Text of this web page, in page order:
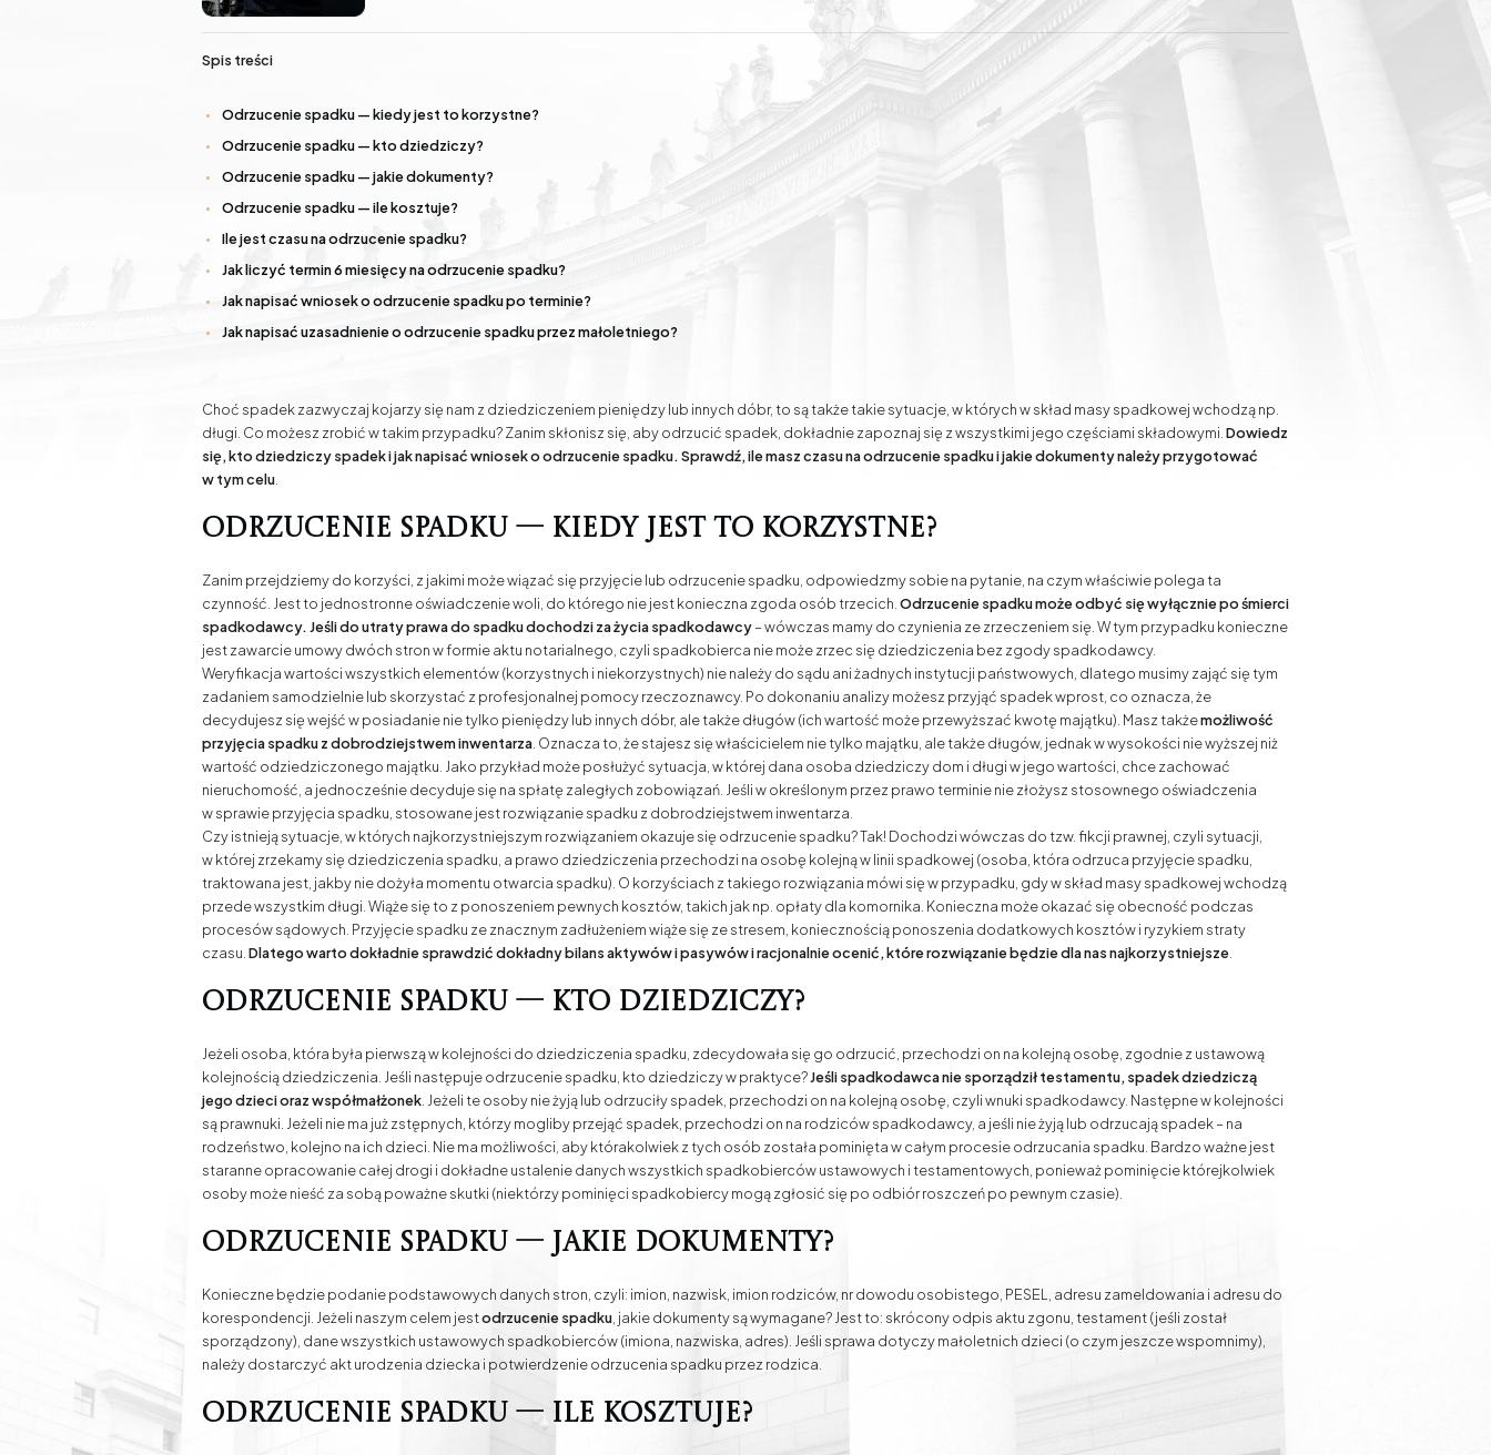
Doradztwo inwestycyjne Gdańsk - grunty, działki,
Pomoc prawna online Podział majątku Rozwody Sprawy spadkowe
Sprawy
procesach zbudował duże doświadczenie i umiejętności w zakresie ochrony interesów swoich klientów. Od lat zajmuje się również
obsługą klientów indywidualnych w zakresie prawa rodzinnego.
Spis treści
Odrzucenie spadku — kiedy jest to korzystne?
Odrzucenie spadku — kto dziedziczy?
Odrzucenie spadku — jakie dokumenty?
Odrzucenie spadku — ile kosztuje?
Ile jest czasu na odrzucenie spadku?
Jak liczyć termin 6 miesięcy na odrzucenie spadku?
Jak napisać wniosek o odrzucenie spadku po terminie?
Jak napisać uzasadnienie o odrzucenie spadku przez małoletniego?
Choć spadek zazwyczaj kojarzy się nam z dziedziczeniem pieniędzy lub innych dóbr, to są także takie sytuacje, w których w skład masy spadkowej wchodzą np.
długi. Co możesz zrobić w takim przypadku? Zanim skłonisz się, aby odrzucić spadek, dokładnie zapoznaj się z wszystkimi jego częściami składowymi. Dowiedz
się, kto dziedziczy spadek i jak napisać wniosek o odrzucenie spadku. Sprawdź, ile masz czasu na odrzucenie spadku i jakie dokumenty należy przygotować
w tym celu
Odrzucenie spadku — kiedy jest to korzystne?
Zanim przejdziemy do korzyści, z jakimi może wiązać się przyjęcie lub odrzucenie spadku, odpowiedzmy sobie na pytanie, na czym właściwie polega ta
czynność. Jest to jednostronne oświadczenie woli, do którego nie jest konieczna zgoda osób trzecich. Odrzucenie spadku może odbyć się wyłącznie po śmierci
spadkodawcy. Jeśli do utraty prawa do spadku dochodzi za życia spadkodawcy– wówczas mamy do czynienia ze zrzeczeniem się. W tym przypadku konieczne
jest zawarcie umowy dwóch stron w formie aktu notarialnego, czyli spadkobierca nie może zrzec się dziedziczenia bez zgody spadkodawcy.
Weryfikacja wartości wszystkich elementów (korzystnych i niekorzystnych) nie należy do sądu ani żadnych instytucji państwowych, dlatego musimy zająć się tym
zadaniem samodzielnie lub skorzystać z profesjonalnej pomocy rzeczoznawcy. Po dokonaniu analizy możesz przyjąć spadek wprost, co oznacza, że
decydujesz się wejść w posiadanie nie tylko pieniędzy lub innych dóbr, ale także długów (ich wartość może przewyższać kwotę majątku). Masz takżemożliwość
przyjęcia spadku z dobrodziejstwem inwentarza . Oznacza to, że stajesz się właścicielem nie tylko majątku, ale także długów, jednak w wysokości nie wyższej niż
wartość odziedziczonego majątku. Jako przykład może posłużyć sytuacja, w której dana osoba dziedziczy dom i długi w jego wartości, chce zachować
nieruchomość, a jednocześnie decyduje się na spłatę zaległych zobowiązań. Jeśli w określonym przez prawo terminie nie złożysz stosownego oświadczenia
w sprawie przyjęcia spadku, stosowane jest rozwiązanie spadku z dobrodziejstwem inwentarza.
Czy istnieją sytuacje, w których najkorzystniejszym rozwiązaniem okazuje się odrzucenie spadku? Tak! Dochodzi wówczas do tzw. fikcji prawnej, czyli sytuacji,
w której zrzekamy się dziedziczenia spadku, a prawo dziedziczenia przechodzi na osobę kolejną w linii spadkowej (osoba, która odrzuca przyjęcie spadku,
traktowana jest, jakby nie dożyła momentu otwarcia spadku). O korzyściach z takiego rozwiązania mówi się w przypadku, gdy w skład masy spadkowej wchodzą
przede wszystkim długi. Wiąże się to z ponoszeniem pewnych kosztów, takich jak np. opłaty dla komornika. Konieczna może okazać się obecność podczas
procesów sądowych. Przyjęcie spadku ze znacznym zadłużeniem wiąże się ze stresem, koniecznością ponoszenia dodatkowych kosztów i ryzykiem straty
czasu. Dlatego warto dokładnie sprawdzić dokładny bilans aktywów i pasywów i racjonalnie ocenić, które rozwiązanie będzie dla nas najkorzystniejsze
Odrzucenie spadku — kto dziedziczy?
Jeżeli osoba, która była pierwszą w kolejności do dziedziczenia spadku, zdecydowała się go odrzucić, przechodzi on na kolejną osobę, zgodnie z ustawową
kolejnością dziedziczenia. Jeśli następuje odrzucenie spadku, kto dziedziczy w praktyce?Jeśli spadkodawca nie sporządził testamentu, spadek dziedziczą
jego dzieci oraz współmałżonek . Jeżeli te osoby nie żyją lub odrzuciły spadek, przechodzi on na kolejną osobę, czyli wnuki spadkodawcy. Następne w kolejności
są prawnuki. Jeżeli nie ma już zstępnych, którzy mogliby przejąć spadek, przechodzi on na rodziców spadkodawcy, a jeśli nie żyją lub odrzucają spadek – na
rodzeństwo, kolejno na ich dzieci. Nie ma możliwości, aby którakolwiek z tych osób została pominięta w całym procesie odrzucania spadku. Bardzo ważne jest
staranne opracowanie całej drogi i dokładne ustalenie danych wszystkich spadkobierców ustawowych i testamentowych, ponieważ pominięcie którejkolwiek
osoby może nieść za sobą poważne skutki (niektórzy pominięci spadkobiercy mogą zgłosić się po odbiór roszczeń po pewnym czasie).
Odrzucenie spadku — jakie dokumenty?
Konieczne będzie podanie podstawowych danych stron, czyli: imion, nazwisk, imion rodziców, nr dowodu osobistego, PESEL, adresu zameldowania i adresu do
korespondencji. Jeżeli naszym celem jestodrzucenie spadku , jakie dokumenty są wymagane? Jest to: skrócony odpis aktu zgonu, testament (jeśli został
sporządzony), dane wszystkich ustawowych spadkobierców (imiona, nazwiska, adres). Jeśli sprawa dotyczy małoletnich dzieci (o czym jeszcze wspomnimy),
należy dostarczyć akt urodzenia dziecka i potwierdzenie odrzucenia spadku przez rodzica.
Odrzucenie spadku — ile kosztuje?